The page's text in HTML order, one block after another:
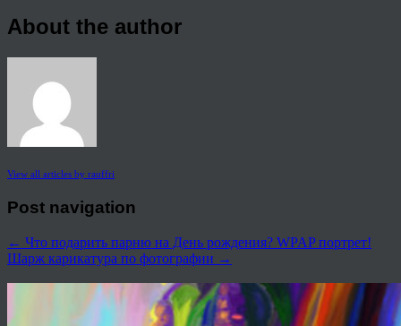
About the author
View all articles by rauffri
Post navigation
← Что подарить парню на День рождения? WPAP портрет!
Шарж карикатура по фотографии →